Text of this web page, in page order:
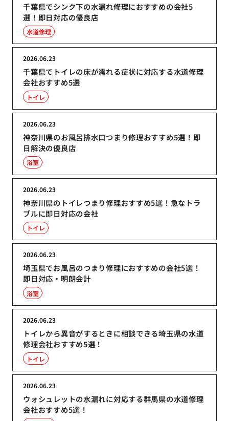
千葉県でシンク下の水漏れ修理におすすめの会社5
選！即日対応の優良店
水道修理
千葉県でトイレの床が濡れる症状に対応する水道修理
会社おすすめ5選
2026.06.23
トイレ
神奈川県のお風呂排水口つまり修理おすすめ5選！即
日解決の優良店
2026.06.23
浴室
神奈川県のトイレつまり修理おすすめ5選！急なトラ
ブルに即日対応の会社
2026.06.23
トイレ
埼玉県でお風呂のつまり修理におすすめの会社5選！
即日対応・明朗会計
2026.06.23
浴室
トイレから異音がするときに相談できる埼玉県の水道
修理会社おすすめ5選！
2026.06.23
トイレ
ウォシュレットの水漏れに対応する群馬県の水道修理
会社おすすめ5選！
2026.06.23